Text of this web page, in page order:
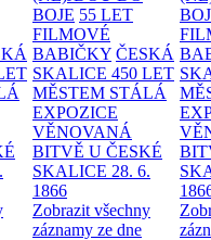
BOJE 55 LET
FILMOVÉ
BABIČKY ČESKÁ
SKALICE 450 LET
MĚSTEM STÁLÁ
EXPOZICE
VĚNOVANÁ
BITVĚ U ČESKÉ
SKALICE 28. 6.
1866
Zobrazit všechny
záznamy ze dne